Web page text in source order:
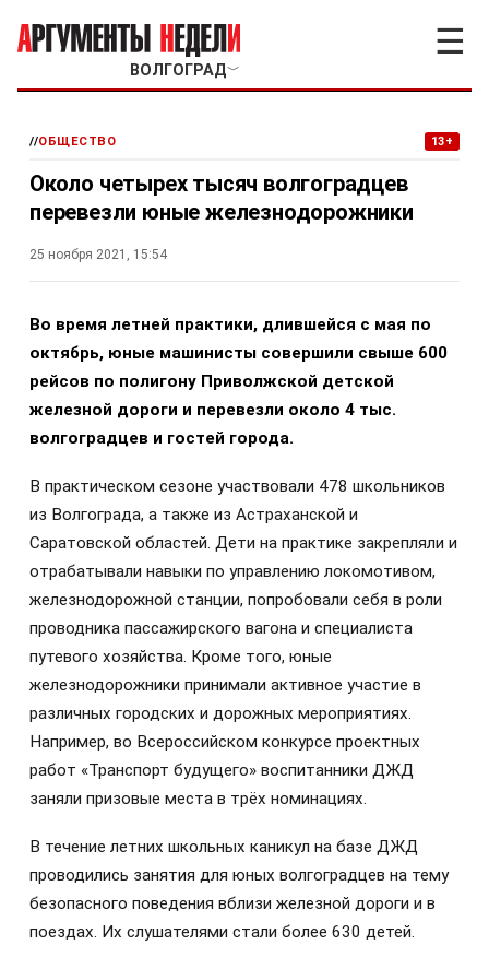
ВОЛГОГРАД﹀
☰
//ОБЩЕСТВО 13+
Около четырех тысяч волгоградцев
перевезли юные железнодорожники
25 ноября 2021, 15:54
Во время летней практики, длившейся с мая по
октябрь, юные машинисты совершили свыше 600
рейсов по полигону Приволжской детской
железной дороги и перевезли около 4 тыс.
волгоградцев и гостей города.
В практическом сезоне участвовали 478 школьников
из Волгограда, а также из Астраханской и
Саратовской областей. Дети на практике закрепляли и
отрабатывали навыки по управлению локомотивом,
железнодорожной станции, попробовали себя в роли
проводника пассажирского вагона и специалиста
путевого хозяйства. Кроме того, юные
железнодорожники принимали активное участие в
различных городских и дорожных мероприятиях.
Например, во Всероссийском конкурсе проектных
работ «Транспорт будущего» воспитанники ДЖД
заняли призовые места в трёх номинациях.
В течение летних школьных каникул на базе ДЖД
проводились занятия для юных волгоградцев на тему
безопасного поведения вблизи железной дороги и в
поездах. Их слушателями стали более 630 детей.